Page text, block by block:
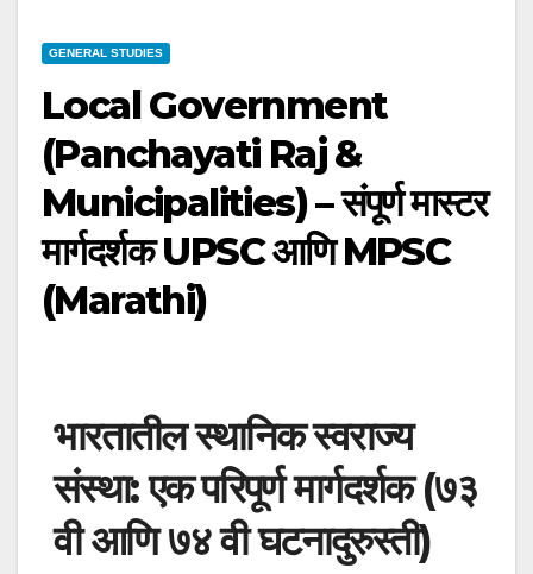
GENERAL STUDIES
Local Government
(Panchayati Raj &
Municipalities) – संपूर्ण मास्टर
मार्गदर्शक UPSC आणि MPSC
(Marathi)
भारतातील स्थानिक स्वराज्य
संस्था: एक परिपूर्ण मार्गदर्शक (७३
वी आणि ७४ वी घटनादुरुस्ती)